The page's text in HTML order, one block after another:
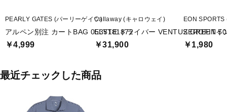
PEARLY GATES (パーリーゲイツ)
アルペン別注 カートBAG 0535181872
￥4,999
Callaway (キャロウェイ)
ELYTE ドライバー VENTUS GREEN
￥31,900
EON SPORTS
ZEROFITイ
￥1,980
最近チェックした商品